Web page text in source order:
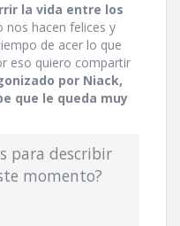
la vida entre los
nos hacen felices y
de acer lo que
eso quiero compartir
por Niack,
que le queda muy
para describir
momento?